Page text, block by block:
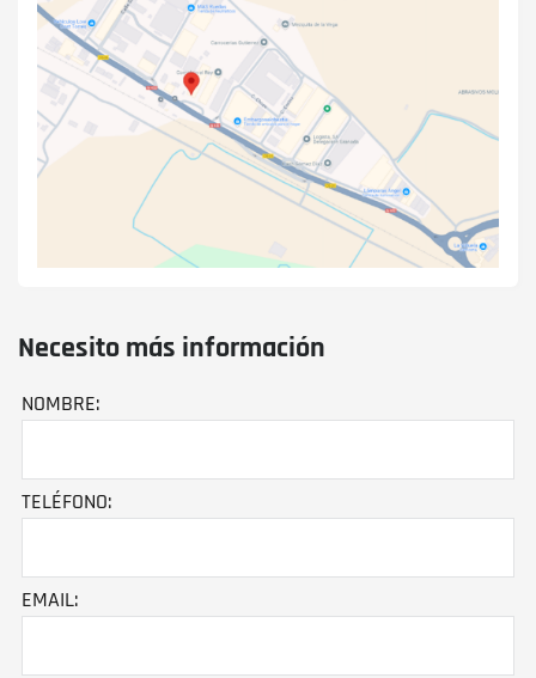
Necesito más información
NOMBRE:
TELÉFONO:
EMAIL: